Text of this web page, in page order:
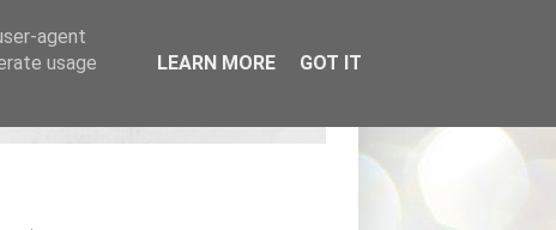
agent
usage
LEARN MORE GOT IT